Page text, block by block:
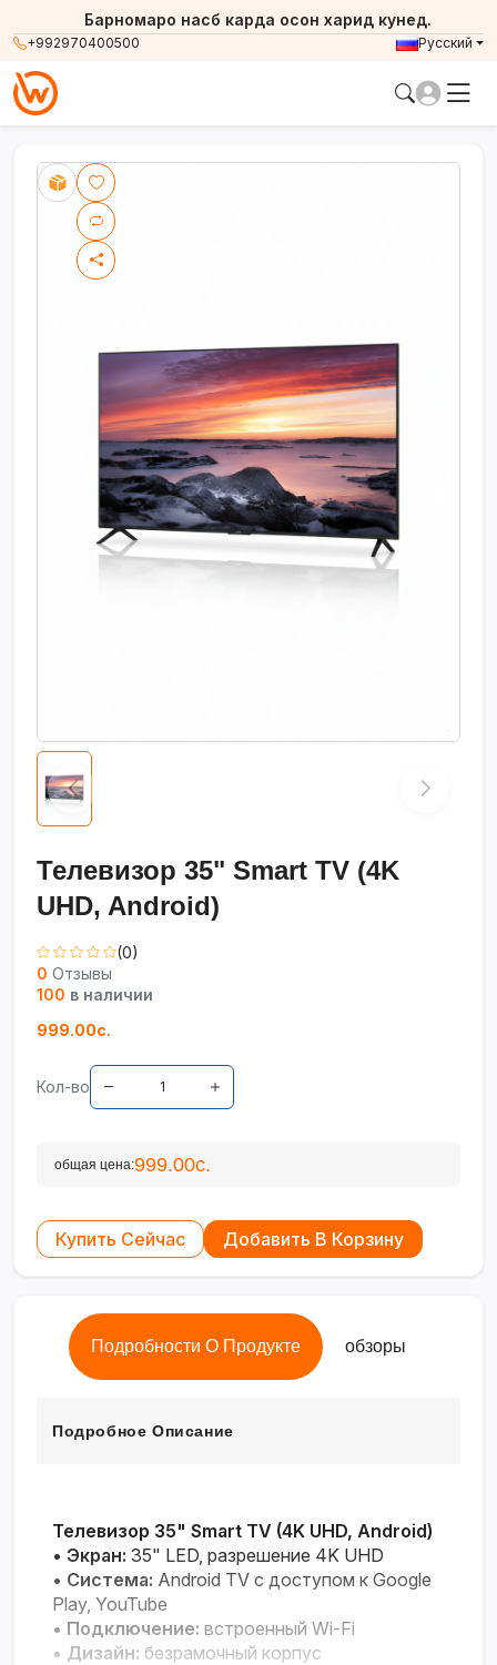
+992970400500
Барномаро насб карда осон харид кунед.
Русский
Телевизор 35" Smart TV (4K
UHD, Android)
(0)
0 Отзывы
100 в наличии
999.00с.
Кол-во
общая цена:999.00с.
Купить Сейчас Добавить В Корзину
Подробности О Продукте обзоры
Подробное Описание
Телевизор 35" Smart TV (4K UHD, Android)
• Экран: 35" LED, разрешение 4K UHD
• Система: Android TV с доступом к Google
Play, YouTube
• Подключение: встроенный Wi-Fi
• Дизайн: безрамочный корпус